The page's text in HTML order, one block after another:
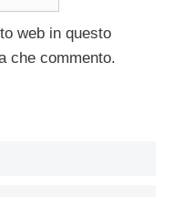
web in questo
che commento.